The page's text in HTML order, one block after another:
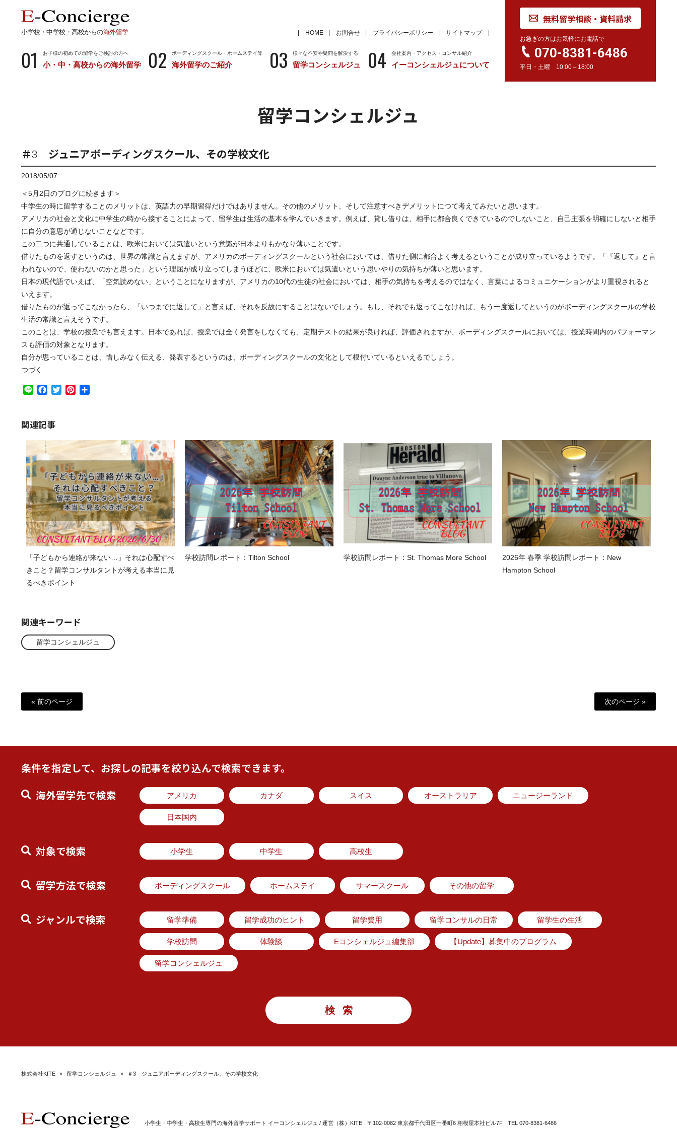
小学校・中学校・高校からの海外留学 HOME お問合せ プライバシーポリシー サイトマップ
01 お子様の初めての留学をご検討の方へ
小・中・高校からの海外留学 02 ボーディングスクール・ホームステイ等
海外留学のご紹介
高校生からのボーディングスクール
留学情報 学校情報
03 様々な不安や疑問を解決する
留学コンシェルジュ 04 会社案内・アクセス・コンサル紹介
イーコンシェルジュについて
無料留学相談・資料請求
お急ぎの方はお気軽にお電話で
070-8381-6486
平日・土曜 10:00～18:00
留学コンシェルジュ
＃3 ジュニアボーディングスクール、その学校文化
2018/05/07
＜5月2日のブログに続きます＞
中学生の時に留学することのメリットは、英語力の早期習得だけではありません。その他のメリット、そして注意すべきデメリットにつて考えてみたいと思います。
アメリカの社会と文化に中学生の時から接することによって、留学生は生活の基本を学んでいきます。例えば、貸し借りは、相手に都合良くできているのでしないこと、自己主張を明確にしないと相手
に自分の意思が通じないことなどです。
この二つに共通していることは、欧米においては気遣いという意識が日本よりもかなり薄いことです。
借りたものを返すというのは、世界の常識と言えますが、アメリカのボーディングスクールという社会においては、借りた側に都合よく考えるということが成り立っているようです。「『返して』と言
われないので、使わないのかと思った」という理屈が成り立ってしまうほどに、欧米においては気遣いという思いやりの気持ちが薄いと思います。
日本の現代語でいえば、「空気読めない」ということになりますが、アメリカの10代の生徒の社会においては、相手の気持ちを考えるのではなく、言葉によるコミュニケーションがより重視されると
いえます。
借りたものが返ってこなかったら、「いつまでに返して」と言えば、それを反故にすることはないでしょう。もし、それでも返ってこなければ、もう一度返してというのがボーディングスクールの学校
生活の常識と言えそうです。
このことは、学校の授業でも言えます。日本であれば、授業では全く発言をしなくても、定期テストの結果が良ければ、評価されますが、ボーディングスクールにおいては、授業時間内のパフォーマン
スも評価の対象となります。
自分が思っていることは、惜しみなく伝える、発表するというのは、ボーディングスクールの文化として根付いているといえるでしょう。
つづく
Line Facebook
TwitterPinterest
関連記事
「子どもから連絡が来ない…」それは心配すべ
きこと？留学コンサルタントが考える本当に見
るべきポイント
学校訪問レポート：Tilton School 学校訪問レポート：St. Thomas More School
2026年 春季 学校訪問レポート：New
Hampton School
関連キーワード
留学コンシェルジュ
« 前のページ 次のページ »
条件を指定して、お探しの記事を絞り込んで検索できます。
海外留学先で検索
アメリカ カナダ スイス オーストラリア ニュージーランド
日本国内
対象で検索 小学生 中学生 高校生
留学方法で検索 ボーディングスクール ホームステイ サマースクール その他の留学
ジャンルで検索 留学準備 留学成功のヒント 留学費用 留学コンサルの日常 留学生の生活
学校訪問 体験談 Eコンシェルジュ編集部 【Update】募集中のプログラム
留学コンシェルジュ
株式会社KITE » 留学コンシェルジュ » ＃3 ジュニアボーディングスクール、その学校文化
小学生・中学生・高校生専門の海外留学サポート イーコンシェルジュ / 運営（株）KITE 〒102-0082 東京都千代田区一番町6 相模屋本社ビル7F TEL 070-8381-6486